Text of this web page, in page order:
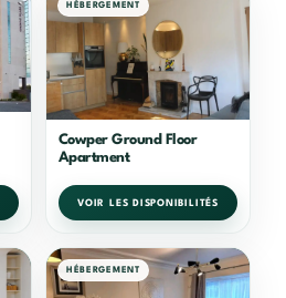
HÉBERGEMENT
Cowper Ground Floor
Apartment
VOIR LES DISPONIBILITÉS
HÉBERGEMENT